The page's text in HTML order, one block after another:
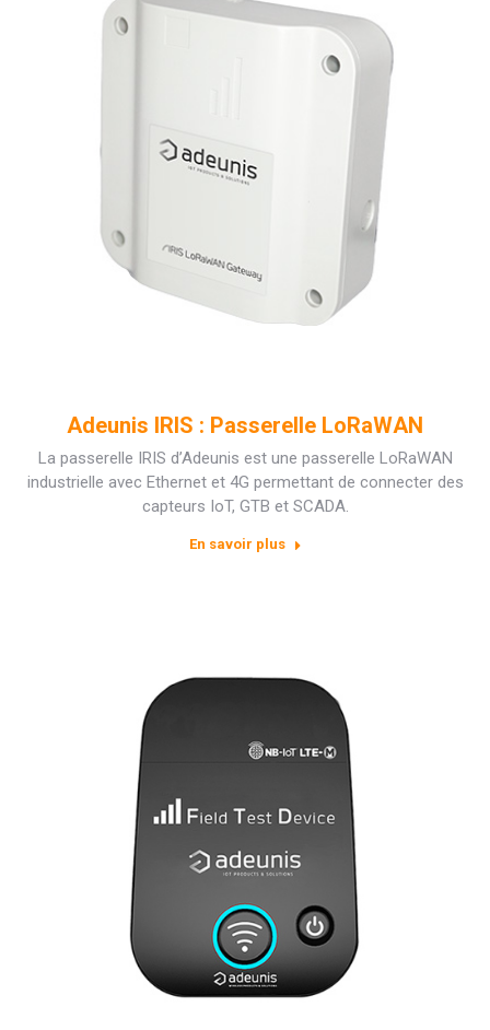
Adeunis IRIS : Passerelle LoRaWAN
La passerelle IRIS d’Adeunis est une passerelle LoRaWAN
industrielle avec Ethernet et 4G permettant de connecter des
capteurs IoT, GTB et SCADA.
En savoir plus